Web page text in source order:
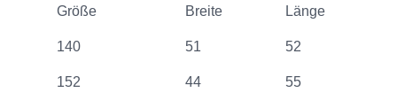
Größe Breite Länge
140 51 52
152 44 55